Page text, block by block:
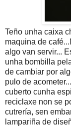
Teño unha caixa
maquina de
algo van servir...
unha bombilla
de cambiar por
pulo de
cuberto cunha
reciclaxe non se
cutrería, sen
lampariña de